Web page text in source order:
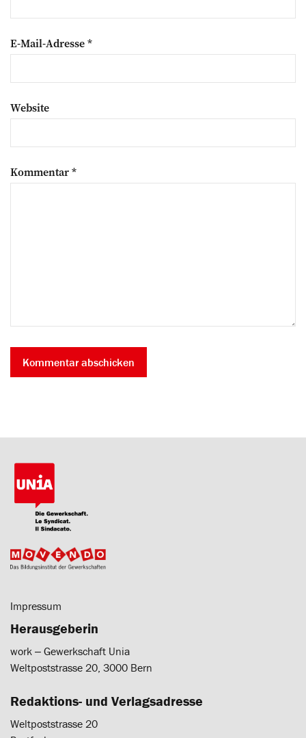
E-Mail-Adresse*
Website
Kommentar*
Impressum
Herausgeberin
work ‒ Gewerkschaft Unia
Weltpoststrasse 20, 3000 Bern
Redaktions- und Verlagsadresse
Weltpoststrasse 20